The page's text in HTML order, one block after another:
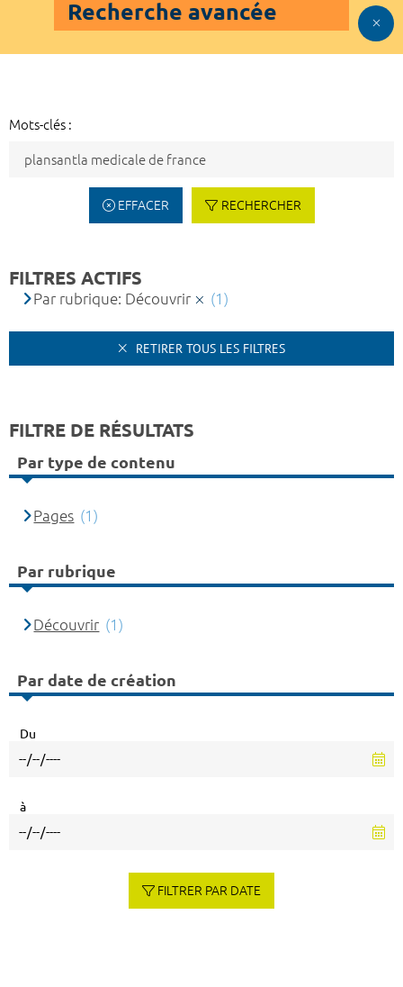
Recherche avancée
Mots-clés :
EFFACER RECHERCHER
FILTRES ACTIFS
Par rubrique: Découvrir (1)
RETIRER TOUS LES FILTRES
FILTRE DE RÉSULTATS
Par type de contenu
Pages (1)
Par rubrique
Découvrir (1)
Par date de création
Du
à
FILTRER PAR DATE